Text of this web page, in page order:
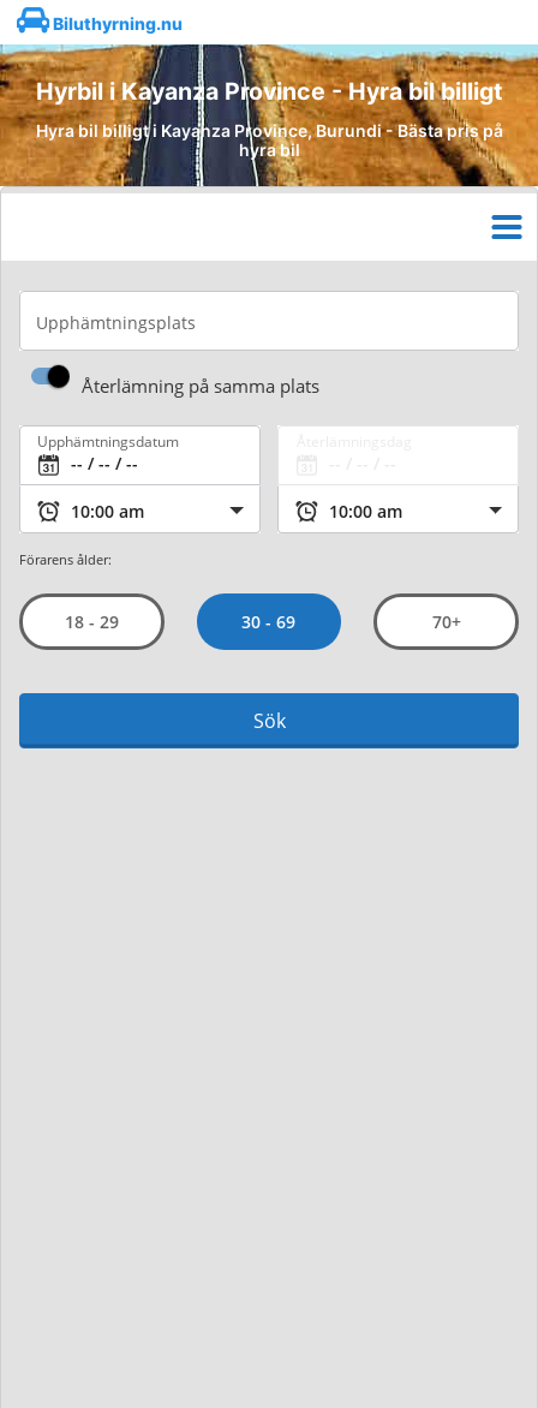
Biluthyrning.nu
Hyrbil i Kayanza Province - Hyra bil billigt
Hyra bil billigt i Kayanza Province, Burundi - Bästa pris på
hyra bil
Upphämtningsplats
Återlämning på samma plats
Upphämtningsdatum
Förarens ålder:
18 - 29 30 - 69 70+
Sök